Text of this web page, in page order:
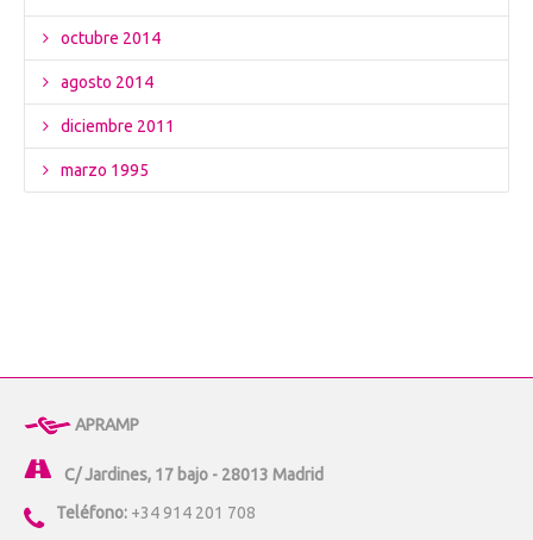
octubre 2014
agosto 2014
diciembre 2011
marzo 1995
APRAMP
C/ Jardines, 17 bajo - 28013 Madrid
Teléfono: +34 914 201 708